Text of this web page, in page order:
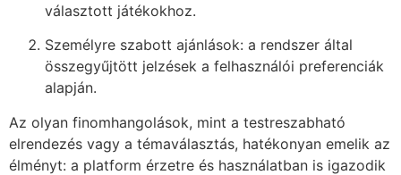
választott játékokhoz.
Személyre szabott ajánlások: a rendszer által
összegyűjtött jelzések a felhasználói preferenciák
alapján.
Az olyan finomhangolások, mint a testreszabható
elrendezés vagy a témaválasztás, hatékonyan emelik az
élményt: a platform érzetre és használatban is igazodik